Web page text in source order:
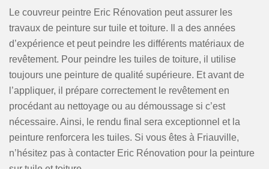
Le couvreur peintre Eric Rénovation peut assurer les
travaux de peinture sur tuile et toiture. Il a des années
d’expérience et peut peindre les différents matériaux de
revêtement. Pour peindre les tuiles de toiture, il utilise
toujours une peinture de qualité supérieure. Et avant de
l’appliquer, il prépare correctement le revêtement en
procédant au nettoyage ou au démoussage si c’est
nécessaire. Ainsi, le rendu final sera exceptionnel et la
peinture renforcera les tuiles. Si vous êtes à Friauville,
n’hésitez pas à contacter Eric Rénovation pour la peinture